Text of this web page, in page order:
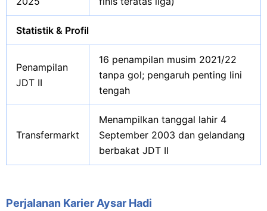
Statistik & Profil
Penampilan
JDT II
16 penampilan musim 2021/22
tanpa gol; pengaruh penting lini
tengah
Transfermarkt
Menampilkan tanggal lahir 4
September 2003 dan gelandang
berbakat JDT II
Perjalanan Karier Aysar Hadi